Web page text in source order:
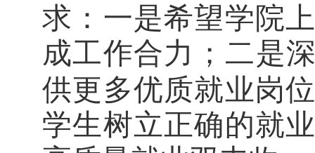
求 ：一是希望学院
成工作合力 ；二是
供更多优质就业岗
学生树立正确的就